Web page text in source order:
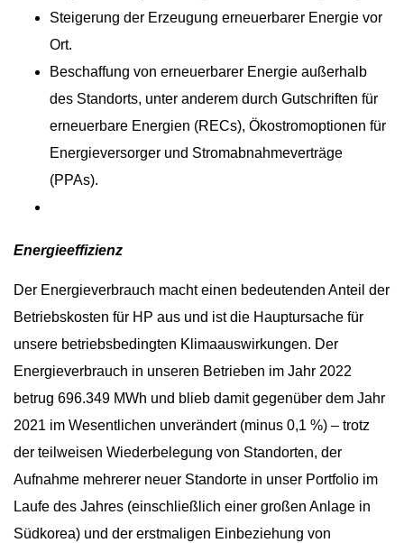
Steigerung der Erzeugung erneuerbarer Energie vor
Ort.
Beschaffung von erneuerbarer Energie außerhalb
des Standorts, unter anderem durch Gutschriften für
erneuerbare Energien (RECs), Ökostromoptionen für
Energieversorger und Stromabnahmeverträge
(PPAs).
Energieeffizienz
Der Energieverbrauch macht einen bedeutenden Anteil der
Betriebskosten für HP aus und ist die Hauptursache für
unsere betriebsbedingten Klimaauswirkungen. Der
Energieverbrauch in unseren Betrieben im Jahr 2022
betrug 696.349 MWh und blieb damit gegenüber dem Jahr
2021 im Wesentlichen unverändert (minus 0,1 %) – trotz
der teilweisen Wiederbelegung von Standorten, der
Aufnahme mehrerer neuer Standorte in unser Portfolio im
Laufe des Jahres (einschließlich einer großen Anlage in
Südkorea) und der erstmaligen Einbeziehung von